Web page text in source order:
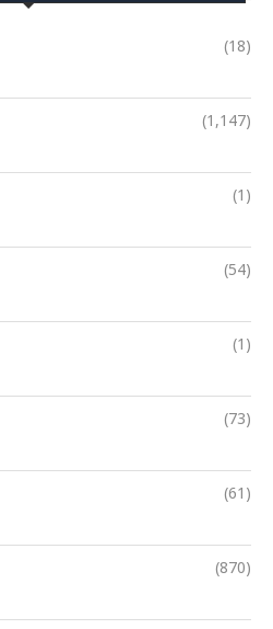
(18)
(1,147)
(1)
(54)
(1)
(73)
(61)
(870)